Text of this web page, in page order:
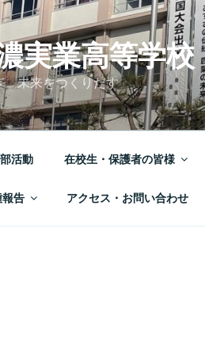
実業高等学校
未来をつくりだす
部活動 在校生・保護者の皆様
告 アクセス・お問い合わせ